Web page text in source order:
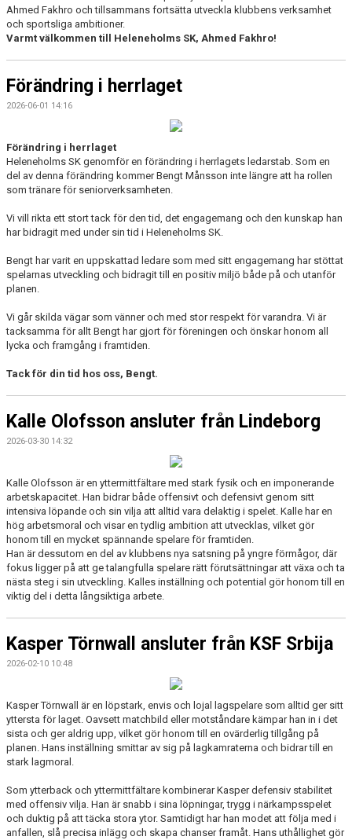
Ahmed Fakhro och tillsammans fortsätta utveckla klubbens verksamhet
och sportsliga ambitioner.
Varmt välkommen till Heleneholms SK, Ahmed Fakhro!
Förändring i herrlaget
2026-06-01 14:16
Förändring i herrlaget
Heleneholms SK genomför en förändring i herrlagets ledarstab. Som en
del av denna förändring kommer Bengt Månsson inte längre att ha rollen
som tränare för seniorverksamheten.
Vi vill rikta ett stort tack för den tid, det engagemang och den kunskap han
har bidragit med under sin tid i Heleneholms SK.
Bengt har varit en uppskattad ledare som med sitt engagemang har stöttat
spelarnas utveckling och bidragit till en positiv miljö både på och utanför
planen.
Vi går skilda vägar som vänner och med stor respekt för varandra. Vi är
tacksamma för allt Bengt har gjort för föreningen och önskar honom all
lycka och framgång i framtiden.
Tack för din tid hos oss, Bengt.
Kalle Olofsson ansluter från Lindeborg
2026-03-30 14:32
Kalle Olofsson är en yttermittfältare med stark fysik och en imponerande
arbetskapacitet. Han bidrar både offensivt och defensivt genom sitt
intensiva löpande och sin vilja att alltid vara delaktig i spelet. Kalle har en
hög arbetsmoral och visar en tydlig ambition att utvecklas, vilket gör
honom till en mycket spännande spelare för framtiden.
Han är dessutom en del av klubbens nya satsning på yngre förmågor, där
fokus ligger på att ge talangfulla spelare rätt förutsättningar att växa och ta
nästa steg i sin utveckling. Kalles inställning och potential gör honom till en
viktig del i detta långsiktiga arbete.
Kasper Törnwall ansluter från KSF Srbija
2026-02-10 10:48
Kasper Törnwall är en löpstark, envis och lojal lagspelare som alltid ger sitt
yttersta för laget. Oavsett matchbild eller motståndare kämpar han in i det
sista och ger aldrig upp, vilket gör honom till en ovärderlig tillgång på
planen. Hans inställning smittar av sig på lagkamraterna och bidrar till en
stark lagmoral.
Som ytterback och yttermittfältare kombinerar Kasper defensiv stabilitet
med offensiv vilja. Han är snabb i sina löpningar, trygg i närkampsspelet
och duktig på att täcka stora ytor. Samtidigt har han modet att följa med i
anfallen, slå precisa inlägg och skapa chanser framåt. Hans uthållighet gör